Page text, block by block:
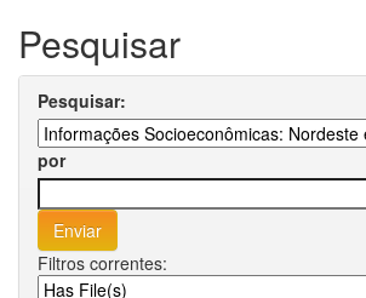
Pesquisar
Pesquisar:
por
Filtros correntes: